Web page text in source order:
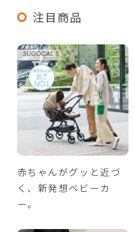
注目商品
赤ちゃんがグッと近づ
く、新発想ベビーカ
ー。